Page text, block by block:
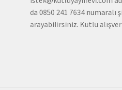
da 0850 241 7634 numaralı
arayabilirsiniz. Kutlu